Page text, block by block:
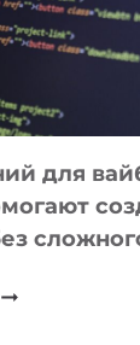
для
7